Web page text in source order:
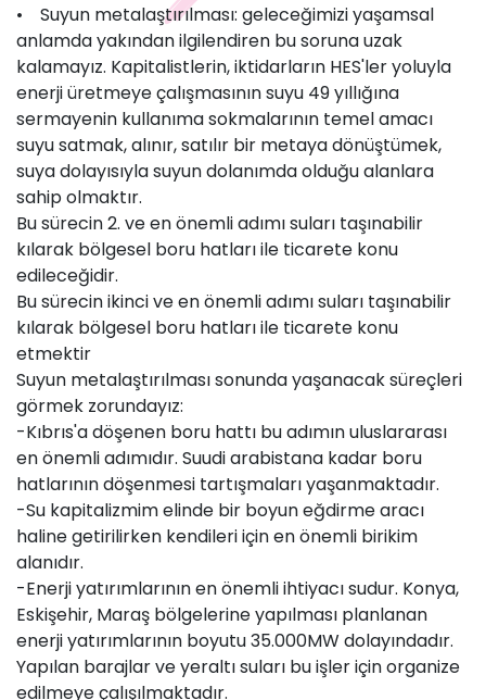
• Suyun metalaştırılması: geleceğimizi yaşamsal
anlamda yakından ilgilendiren bu soruna uzak
kalamayız. Kapitalistlerin, iktidarların HES'ler yoluyla
enerji üretmeye çalışmasının suyu 49 yıllığına
sermayenin kullanıma sokmalarının temel amacı
suyu satmak, alınır, satılır bir metaya dönüştümek,
suya dolayısıyla suyun dolanımda olduğu alanlara
sahip olmaktır.
Bu sürecin 2. ve en önemli adımı suları taşınabilir
kılarak bölgesel boru hatları ile ticarete konu
edileceğidir.
Bu sürecin ikinci ve en önemli adımı suları taşınabilir
kılarak bölgesel boru hatları ile ticarete konu
etmektir
Suyun metalaştırılması sonunda yaşanacak süreçleri
görmek zorundayız:
-Kıbrıs'a döşenen boru hattı bu adımın uluslararası
en önemli adımıdır. Suudi arabistana kadar boru
hatlarının döşenmesi tartışmaları yaşanmaktadır.
-Su kapitalizmim elinde bir boyun eğdirme aracı
haline getirilirken kendileri için en önemli birikim
alanıdır.
-Enerji yatırımlarının en önemli ihtiyacı sudur. Konya,
Eskişehir, Maraş bölgelerine yapılması planlanan
enerji yatırımlarının boyutu 35.000MW dolayındadır.
Yapılan barajlar ve yeraltı suları bu işler için organize
edilmeye çalışılmaktadır.